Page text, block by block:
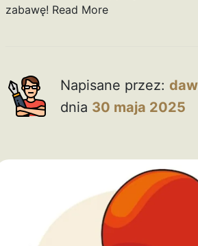
zabawę! Read More
Napisane przez:
dnia 30 maja 2025